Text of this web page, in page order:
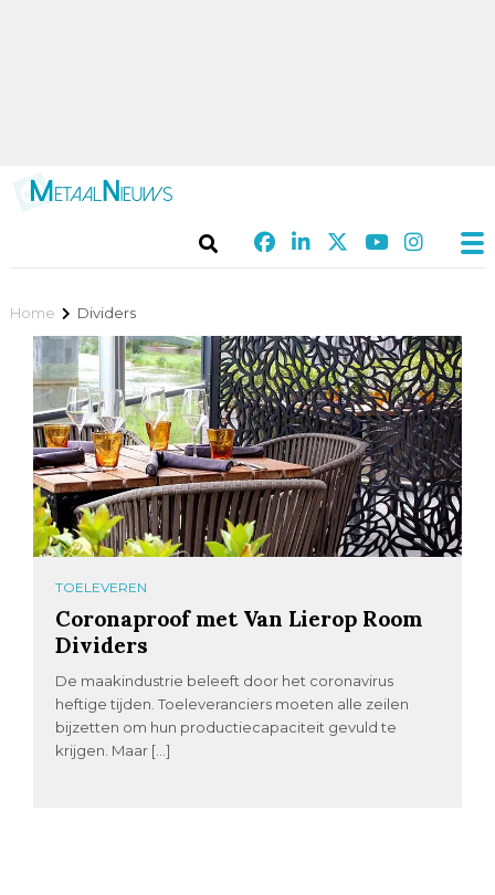
Home Dividers
TOELEVEREN
Coronaproof met Van Lierop Room
Dividers
De maakindustrie beleeft door het coronavirus
heftige tijden. Toeleveranciers moeten alle zeilen
bijzetten om hun productiecapaciteit gevuld te
krijgen. Maar […]